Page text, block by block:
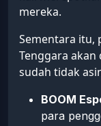
mereka.
Sementara itu,
Tenggara
sudah tidak
BOOM
para